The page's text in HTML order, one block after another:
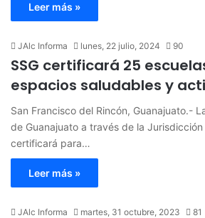
Leer más »
JAlc Informa lunes, 22 julio, 2024 90
SSG certificará 25
espacios saludables y
San Francisco del Rincón, Guanajuato.-
de Guanajuato a través de la Jurisdicción
certificará para…
Leer más »
JAlc Informa martes, 31 octubre, 2023 81